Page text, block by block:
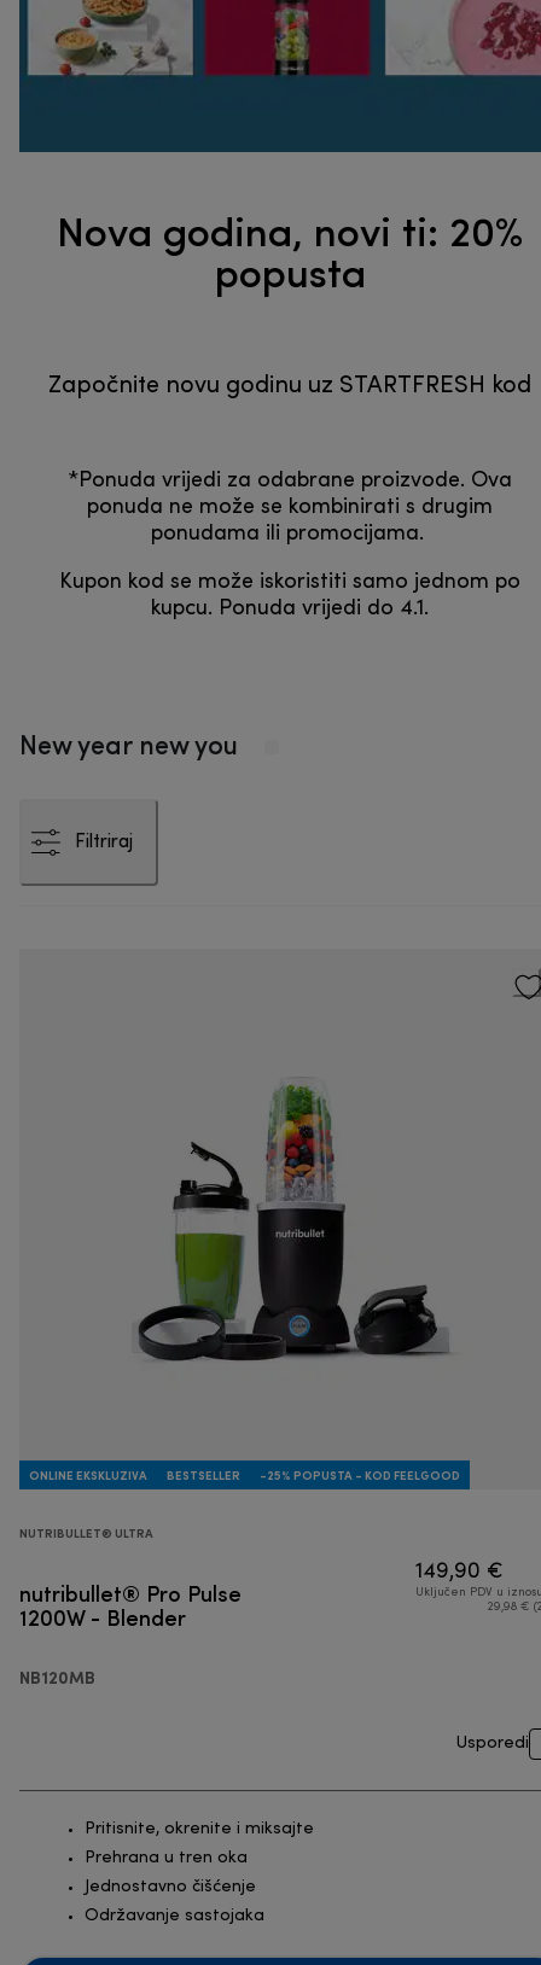
Nova godina, novi ti: 20%
popusta
Započnite novu godinu uz STARTFRESH kod
*Ponuda vrijedi za odabrane proizvode. Ova
ponuda ne može se kombinirati s drugim
ponudama ili promocijama.
Kupon kod se može iskoristiti samo jednom po
kupcu. Ponuda vrijedi do 4.1.
New year new you
Filtriraj
ONLINE EKSKLUZIVA BESTSELLER -25% POPUSTA - KOD FEELGOOD
NUTRIBULLET® ULTRA
nutribullet® Pro Pulse
1200W - Blender
NB120MB
149,90 €
Uključen PDV u
29,98 €
Usporedi
Pritisnite, okrenite i miksajte
Prehrana u tren oka
Jednostavno čišćenje
Održavanje sastojaka